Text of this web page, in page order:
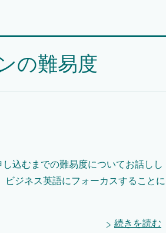
の難易度
込むまでの難易度についてお話しし
ジネス英語にフォーカスすることに
続きを読む